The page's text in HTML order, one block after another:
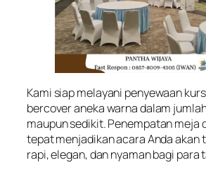
Kami siap melayani penyewaan
bercover aneka warna dalam
maupun sedikit. Penempatan meja
tepat menjadikan acara Anda akan
rapi, elegan, dan nyaman bagi para